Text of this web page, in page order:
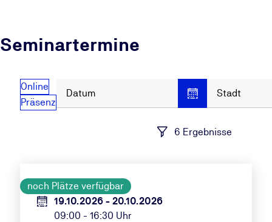
Seminartermine
Online
Präsenz
Datum Stadt
6 Ergebnisse
noch Plätze verfügbar
19.10.2026 - 20.10.2026
09:00 - 16:30 Uhr